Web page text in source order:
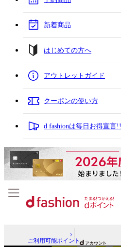
新着商品
はじめての方へ
アウトレットガイド
クーポンの使い方
d fashionは毎日お得宣言!!
ご利用可能ポイント